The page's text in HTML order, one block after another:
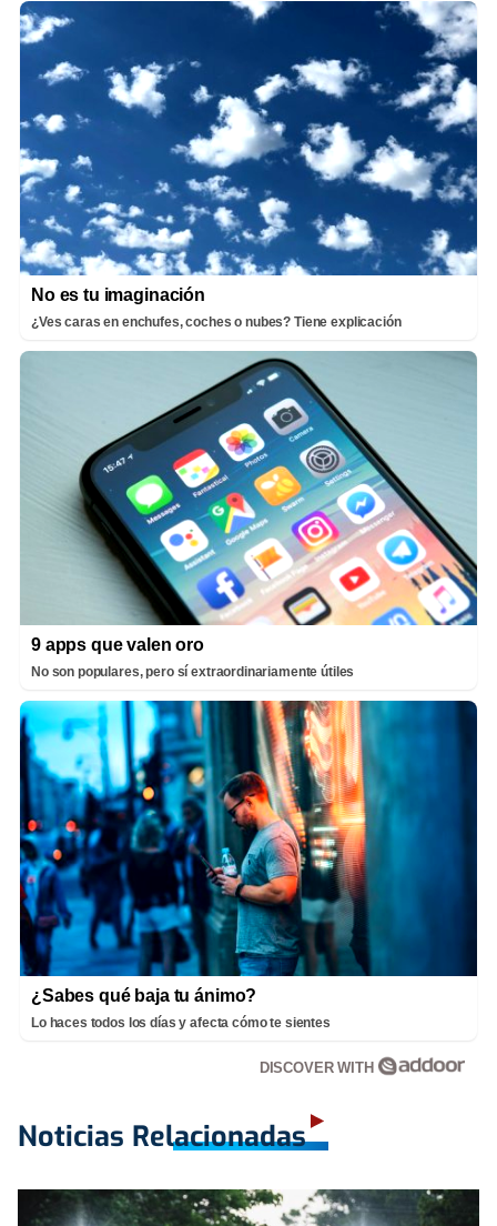
No es tu imaginación
¿Ves caras en enchufes, coches o nubes? Tiene explicación
9 apps que valen oro
No son populares, pero sí extraordinariamente útiles
¿Sabes qué baja tu ánimo?
Lo haces todos los días y afecta cómo te sientes
DISCOVER WITH
Noticias Relacionadas